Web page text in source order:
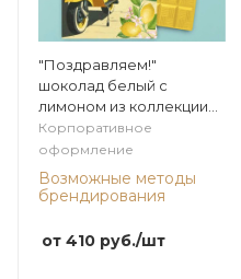
"Поздравляем!"
шоколад белый с
лимоном из коллекции
Лимонная
Корпоративное
оформление
Возможные методы
брендирования
от 410 руб./шт